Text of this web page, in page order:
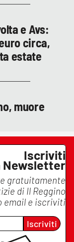
e Avs:
circa,
estate
muore
Iscriviti
Newsletter
gratuitamente
di Il Reggino
email e iscriviti
Iscriviti